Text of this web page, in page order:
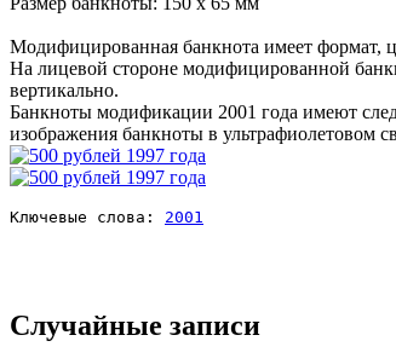
Модифицированная банкнота имеет формат,
На лицевой стороне модифицированной
вертикально.
Банкноты модификации 2001 года имеют
изображения банкноты в ультрафиолетовом
Ключевые слова: 2001
Случайные записи